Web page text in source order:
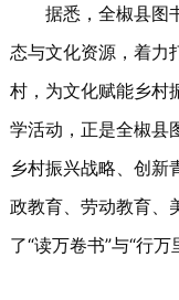
据悉，全椒县图书
态与文化资源，着力
村，为文化赋能乡村
学活动，正是全椒县
乡村振兴战略、创新
政教育、劳动教育、
了“读万卷书”与“行万